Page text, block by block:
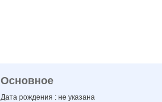
Основное
Дата рождения : не указана